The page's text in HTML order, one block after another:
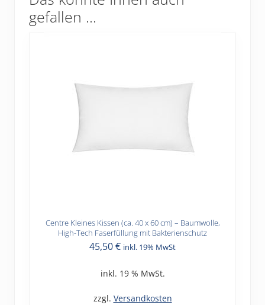
gefallen …
Centre Kleines Kissen (ca. 40 x 60 cm) – Baumwolle,
High-Tech Faserfüllung mit Bakterienschutz
45,50€ inkl. 19% MwSt
inkl. 19 % MwSt.
zzgl. Versandkosten